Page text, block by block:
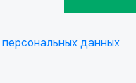
данных